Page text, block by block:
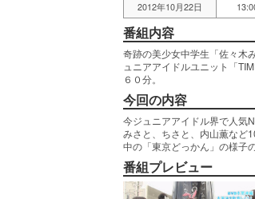
2012年10月22日
番組内容
奇跡の美少女中学生「佐々木
ュニアアイドルユニット「
６０分。
今回の内容
今ジュニアアイドル界で人気
みさと、ちさと、内山薫など
中の「東京どっかん」の様子
番組プレビュー